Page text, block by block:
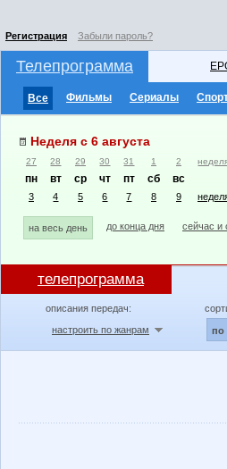
Регистрация Забыли пароль?
Телепрограмма
Все Фильмы Сериалы
Неделя с 6 августа
27 28 29 30 31 1 2
пн вт ср чт пт сб вс
3 4 5 6 7 8 9
на весь день до конца дня сейчас и
телепрограмма
описания передач:
настроить по жанрам
по